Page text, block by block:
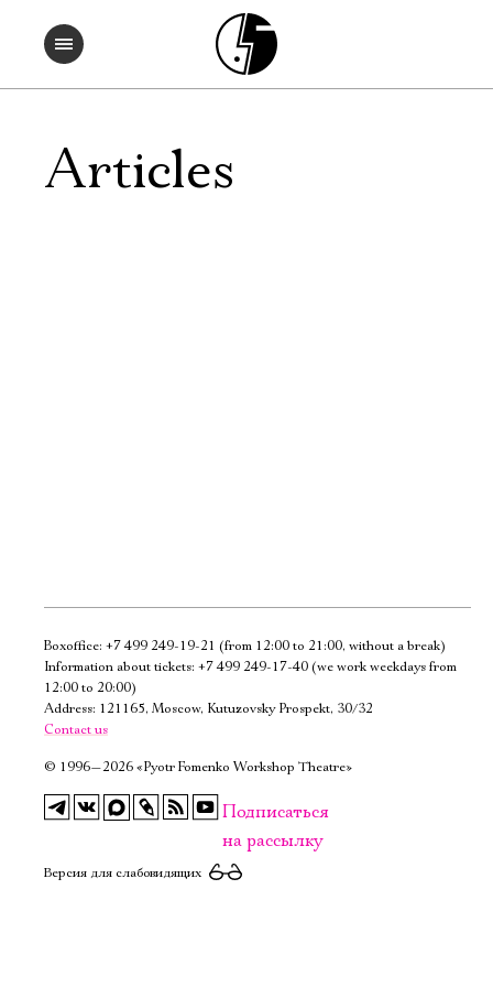
Articles
Boxoffice: +7 499 249-19-21 (from 12:00 to 21:00, without a break)
Information about tickets: +7 499 249-17-40 (we work weekdays from
12:00 to 20:00)
Address: 121165, Moscow, Kutuzovsky Prospekt, 30/32
Contact us
© 1996—2026 «Pyotr Fomenko Workshop Theatre»
Подписаться
на рассылку
Версия для слабовидящих
Электропочта
Ознакомиться